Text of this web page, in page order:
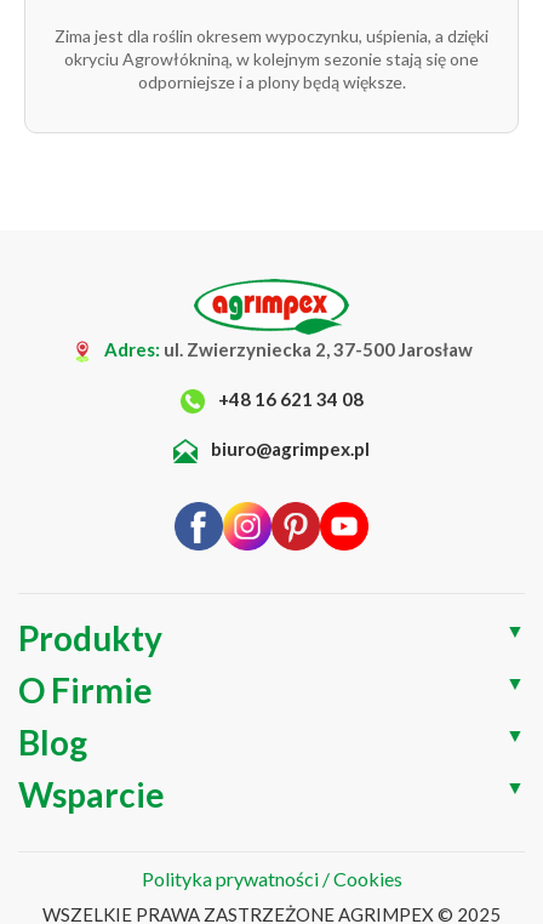
Zima jest dla roślin okresem wypoczynku, uśpienia, a dzięki
okryciu Agrowłókniną, w kolejnym sezonie stają się one
odporniejsze i a plony będą większe.
Adres: ul. Zwierzyniecka 2, 37-500 Jarosław
+48 16 621 34 08
biuro@agrimpex.pl
Produkty ▼
O Firmie ▼
Blog ▼
Wsparcie ▼
Polityka prywatności / Cookies
WSZELKIE PRAWA ZASTRZEŻONE AGRIMPEX © 2025